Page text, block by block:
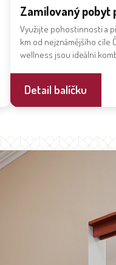
Zamilovaný pobyt
Využijte pohostinnosti a
km od nejznámějšího cíle
wellness jsou ideální
Detail balíčku